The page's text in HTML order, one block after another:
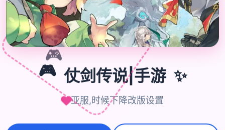
🎮
🎮 仗剑传说|手游 ✨
亚服,时候下降改版设置